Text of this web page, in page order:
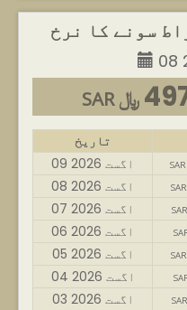
SAR ﷼
تاریخ
09 اگست 2026
08 اگست 2026
07 اگست 2026
06 اگست 2026
05 اگست 2026
04 اگست 2026
03 اگست 2026